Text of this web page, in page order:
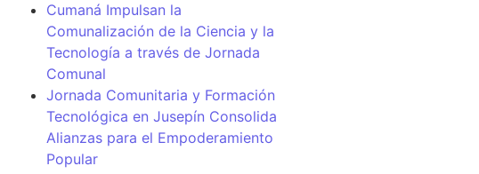
Cumaná Impulsan la
Comunalización de la Ciencia y la
Tecnología a través de Jornada
Comunal
Jornada Comunitaria y Formación
Tecnológica en Jusepín Consolida
Alianzas para el Empoderamiento
Popular